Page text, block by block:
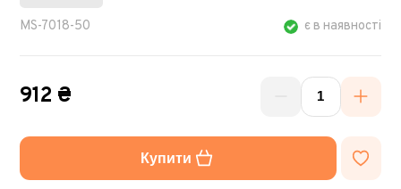
MS-7018-50 є в наявності
912 ₴
Купити